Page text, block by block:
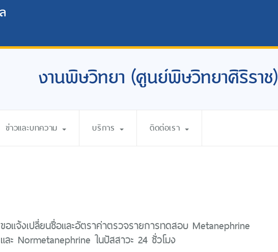
งานพิษวิทยา (ศูนย์พิษวิทยาศิริราช)
ข่าวและบทความ บริการ ติดต่อเรา
ขอแจ้งเปลี่ยนชื่อและอัตราค่าตรวจรายการทดสอบ Metanephrine
และ Normetanephrine ในปัสสาวะ 24 ชั่วโมง